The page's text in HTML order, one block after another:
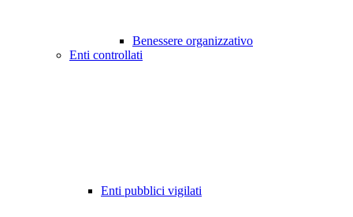
Benessere organizzativo
Enti controllati
Enti pubblici vigilati